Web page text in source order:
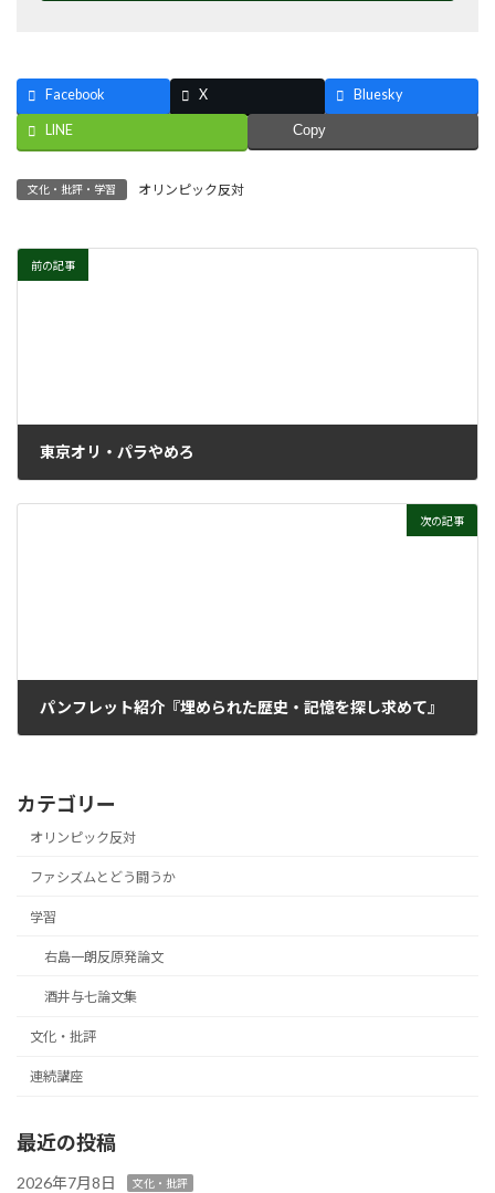
Facebook X Bluesky
LINE Copy
文化・批評・学習 オリンピック反対
前の記事
東京オリ・パラやめろ
次の記事
パンフレット紹介『埋められた歴史・記憶を探し求めて』
カテゴリー
オリンピック反対
ファシズムとどう闘うか
学習
右島一朗反原発論文
酒井与七論文集
文化・批評
連続講座
最近の投稿
2026年7月8日 文化・批評